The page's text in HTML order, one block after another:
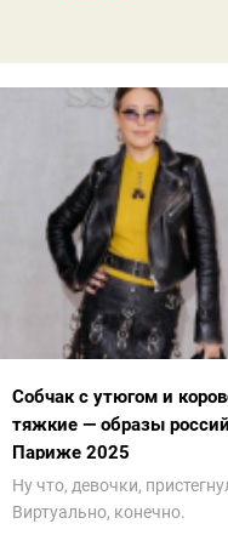
Собчак с утюгом и
тяжкие — образы
Париже 2025
Ну что, девочки,
Виртуально, конечно.